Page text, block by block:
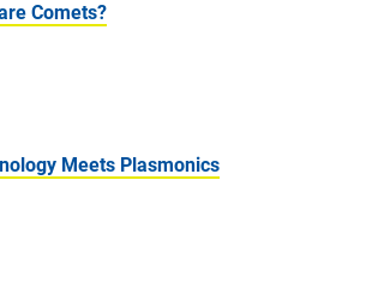
Comets?
Meets Plasmonics